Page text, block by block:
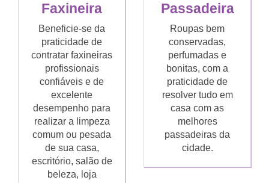
Faxineira
Beneficie-se da
praticidade de
contratar faxineiras
profissionais
confiáveis e de
excelente
desempenho para
realizar a limpeza
comum ou pesada
de sua casa,
escritório, salão de
beleza, loja
Passadeira
Roupas bem
conservadas,
perfumadas e
bonitas, com a
praticidade de
resolver tudo em
casa com as
melhores
passadeiras da
cidade.